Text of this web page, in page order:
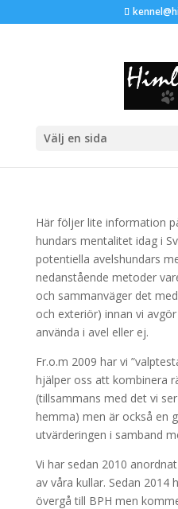
Välj en sida
Mentalitet
Här följer lite information
hundars mentalitet idag i
potentiella avelshundars
nedanstående metoder
och sammanväger det
och exteriör) innan vi
använda i avel eller ej.
Fr.o.m 2009 har vi
hjälper oss att kombinera
(tillsammans med det vi
hemma) men är också en
utvärderingen i samband
Vi har sedan 2010
av våra kullar. Sedan
övergå till BPH men